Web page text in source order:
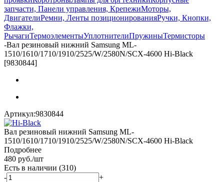
запчасти, Панели управления, КрепежиМоторы,
ДвигателиРемни, Ленты позиционированияРучки, Кнопки,
Флажки,
РычагиТермоэлементыУплотнителиПружиныТермисторы
-Вал резиновый нижний Samsung ML-
1510/1610/1710/1910/2525/W/2580N/SCX-4600 Hi-Black
[9830844]
Артикул:9830844
Вал резиновый нижний Samsung ML-
1510/1610/1710/1910/2525/W/2580N/SCX-4600 Hi-Black
Подробнее
480 руб./шт
Есть в наличии (310)
-
+